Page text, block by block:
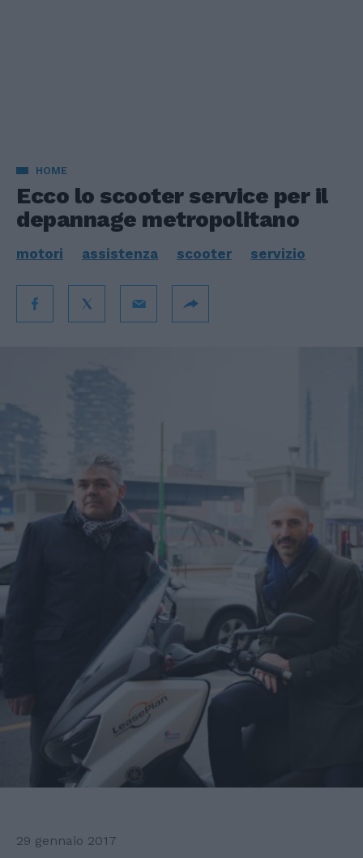
HOME
Ecco lo scooter service per il
depannage metropolitano
motori assistenza scooter servizio
29 gennaio 2017